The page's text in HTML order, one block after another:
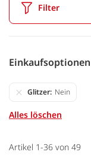
Filter
Einkaufsoptionen
Glitzer Nein
Alles löschen
Artikel 1-36 von 49